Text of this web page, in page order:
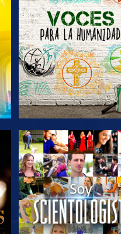
EXPLORA LAS SERIES